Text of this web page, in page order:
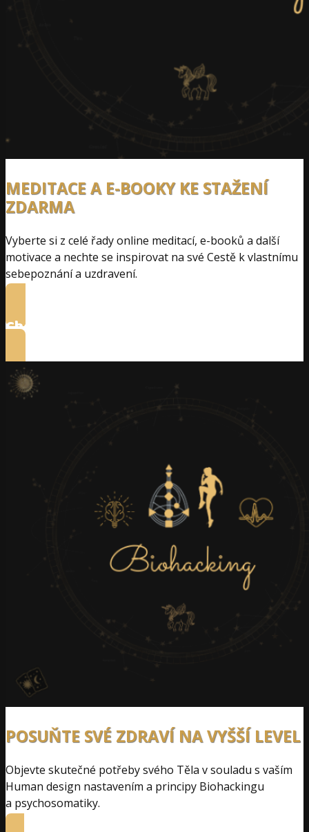
MEDITACE A E-BOOKY KE STAŽENÍ
ZDARMA
Vyberte si z celé řady online meditací, e-booků a další
motivace a nechte se inspirovat na své Cestě k vlastnímu
sebepoznání a uzdravení.
Chci motivaci
POSUŇTE SVÉ ZDRAVÍ NA VYŠŠÍ LEVEL
Objevte skutečné potřeby svého Těla v souladu s vaším
Human design nastavením a principy Biohackingu
a psychosomatiky.